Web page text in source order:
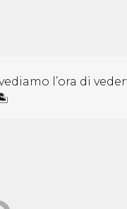
l’ora di